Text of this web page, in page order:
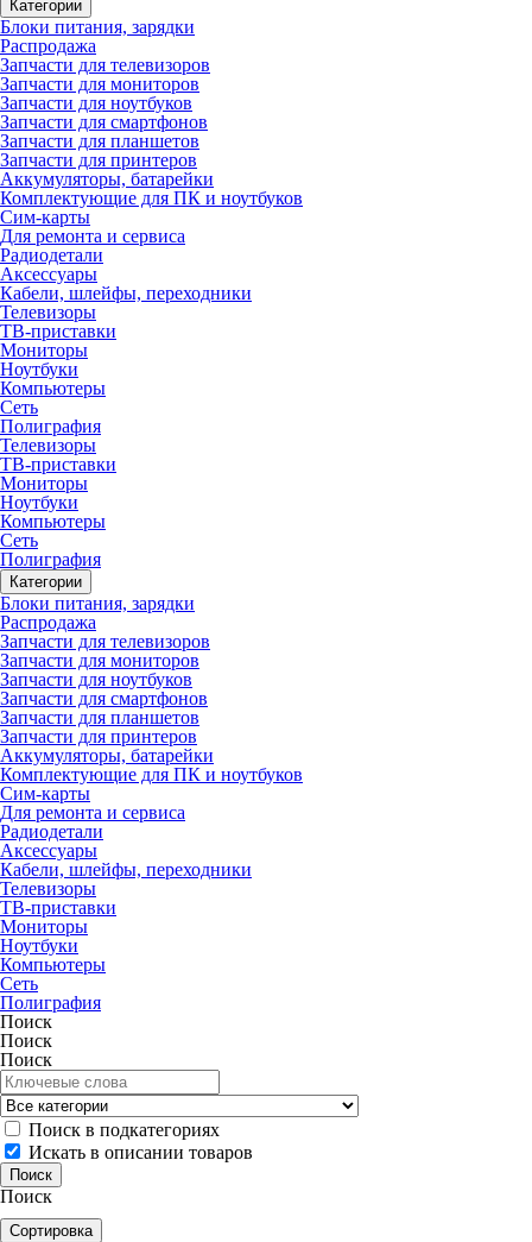
Категории
Блоки питания, зарядки
Распродажа
Запчасти для телевизоров
Запчасти для мониторов
Запчасти для ноутбуков
Запчасти для смартфонов
Запчасти для планшетов
Запчасти для принтеров
Аккумуляторы, батарейки
Комплектующие для ПК и ноутбуков
Сим-карты
Для ремонта и сервиса
Радиодетали
Аксессуары
Кабели, шлейфы, переходники
Телевизоры
ТВ-приставки
Мониторы
Ноутбуки
Компьютеры
Сеть
Полиграфия
Телевизоры
ТВ-приставки
Мониторы
Ноутбуки
Компьютеры
Сеть
Полиграфия
Категории
Блоки питания, зарядки
Распродажа
Запчасти для телевизоров
Запчасти для мониторов
Запчасти для ноутбуков
Запчасти для смартфонов
Запчасти для планшетов
Запчасти для принтеров
Аккумуляторы, батарейки
Комплектующие для ПК и ноутбуков
Сим-карты
Для ремонта и сервиса
Радиодетали
Аксессуары
Кабели, шлейфы, переходники
Телевизоры
ТВ-приставки
Мониторы
Ноутбуки
Компьютеры
Сеть
Полиграфия
Поиск
Поиск
Поиск
Поиск в подкатегориях
Искать в описании товаров
Поиск
Сортировка